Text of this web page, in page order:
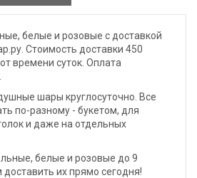
белые и розовые с доставкой
Стоимость доставки 450
времени суток. Оплата
шары круглосуточно. Все
по-разному - букетом, для
и даже на отдельных
белые и розовые до 9
их прямо сегодня!